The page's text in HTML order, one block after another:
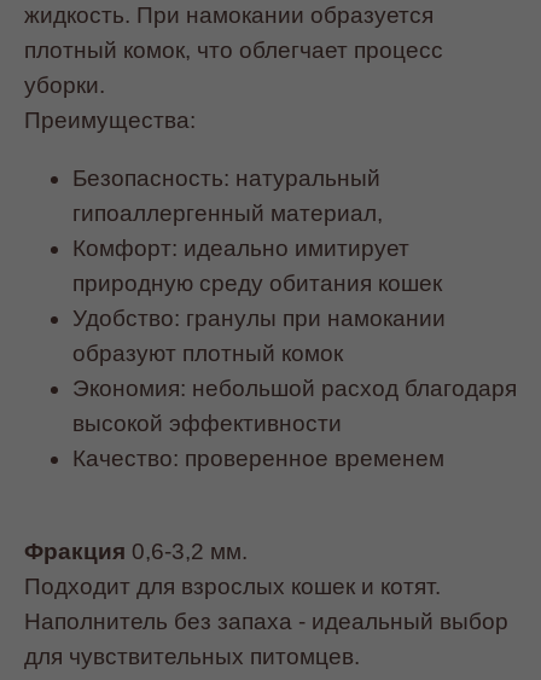
жидкость. При намокании образуется
плотный комок, что облегчает процесс
уборки.
Преимущества:
Безопасность: натуральный
гипоаллергенный материал,
Комфорт: идеально имитирует
природную среду обитания кошек
Удобство: гранулы при намокании
образуют плотный комок
Экономия: небольшой расход благодаря
высокой эффективности
Качество: проверенное временем
Фракция 0,6-3,2 мм.
Подходит для взрослых кошек и котят.
Наполнитель без запаха - идеальный выбор
для чувствительных питомцев.